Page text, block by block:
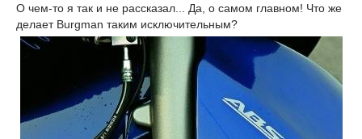
О чем-то я так и не рассказал... Да, о самом главном! Что же
делает Burgman таким исключительным?